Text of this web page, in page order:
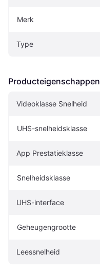
Merk
Type
Producteigenschappen
Videoklasse Snelheid
UHS-snelheidsklasse
App Prestatieklasse
Snelheidsklasse
UHS-interface
Geheugengrootte
Leessnelheid